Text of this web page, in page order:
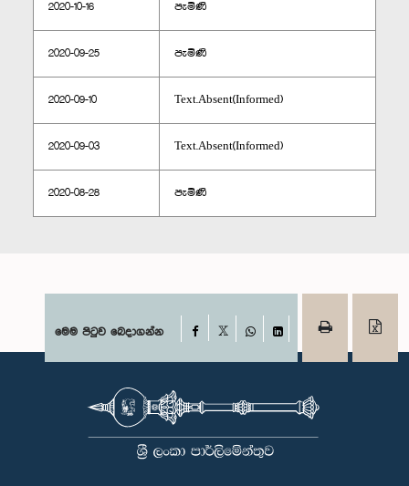
2020-10-16 පැමිණි
2020-09-25 පැමිණි
2020-09-10 Text.Absent(Informed)
2020-09-03 Text.Absent(Informed)
2020-08-28 පැමිණි
මෙම පිටුව බෙදාගන්න Facebook
WhatsAppLinkedIn